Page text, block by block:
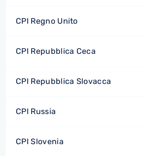
CPI Regno Unito
CPI Repubblica Ceca
CPI Repubblica Slovacca
CPI Russia
CPI Slovenia